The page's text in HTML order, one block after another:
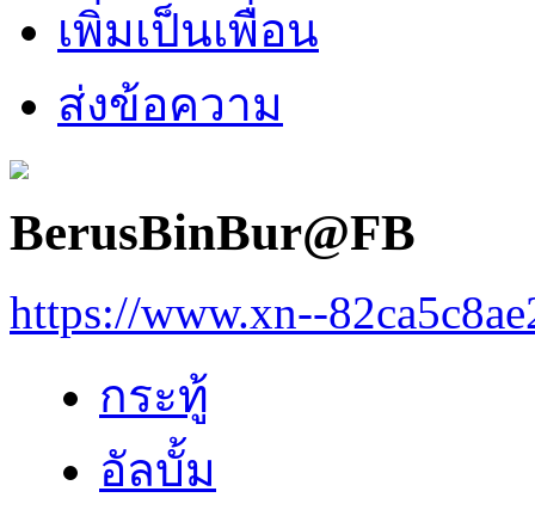
เพิ่มเป็นเพื่อน
ส่งข้อความ
BerusBinBur@FB
https://www.xn--
กระทู้
อัลบั้ม